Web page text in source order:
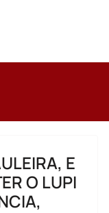
E
O LUPI